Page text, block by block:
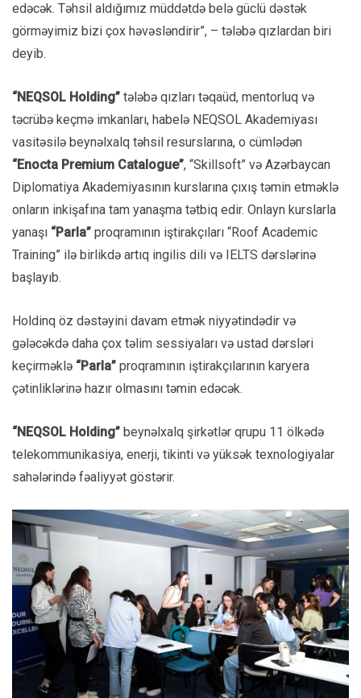
edəcək. Təhsil aldığımız müddətdə belə güclü dəstək
görməyimiz bizi çox həvəsləndirir”, – tələbə qızlardan biri
deyib.
“NEQSOL Holding” tələbə qızları təqaüd, mentorluq və
təcrübə keçmə imkanları, habelə NEQSOL Akademiyası
vasitəsilə beynəlxalq təhsil resurslarına, o cümlədən
“Enocta Premium Catalogue”, “Skillsoft” və Azərbaycan
Diplomatiya Akademiyasının kurslarına çıxış təmin etməklə
onların inkişafına tam yanaşma tətbiq edir. Onlayn kurslarla
yanaşı “Parla” proqramının iştirakçıları “Roof Academic
Training” ilə birlikdə artıq ingilis dili və IELTS dərslərinə
başlayıb.
Holdinq öz dəstəyini davam etmək niyyətindədir və
gələcəkdə daha çox təlim sessiyaları və ustad dərsləri
keçirməklə “Parla” proqramının iştirakçılarının karyera
çətinliklərinə hazır olmasını təmin edəcək.
“NEQSOL Holding” beynəlxalq şirkətlər qrupu 11 ölkədə
telekommunikasiya, enerji, tikinti və yüksək texnologiyalar
sahələrində fəaliyyət göstərir.